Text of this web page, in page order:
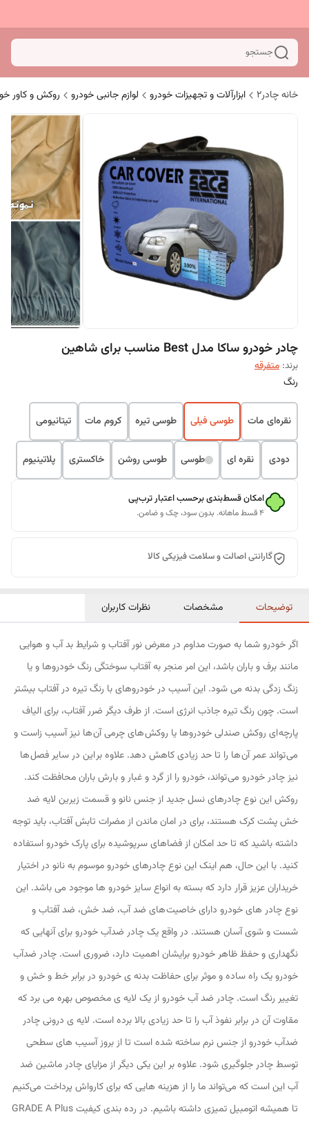
جستجو
خانه چادر۲ ابزارآلات و تجهیزات خودرو لوازم جانبی خودرو روکش و کاور
چادر خودرو ساکا مدل Best مناسب برای شاهین
برند: متفرقه
رنگ
نقره‌ای مات طوسی فیلی طوسی تیره کروم مات تیتانیومی
دودی نقره ای طوسی طوسی روشن خاکستری پلاتینیوم
امکان قسط‌بندی برحسب اعتبار ترب‌پی
۴ قسط ماهانه. بدون سود، چک و ضامن.
گارانتی اصالت و سلامت فیزیکی کالا
توضیحات مشخصات نظرات کاربران
اگر خودرو شما به صورت مداوم در معرض نور آفتاب و شرایط بد آب و هوایی
مانند برف و باران باشد، این امر منجر به آفتاب سوختگی رنگ خودروها و یا
زنگ زدگی بدنه می شود. این آسیب در خودروهای با رنگ تیره در آفتاب بیشتر
است. چون رنگ تیره جاذب انرژی است. از طرف دیگر ضرر آفتاب، برای الیاف
پارچه ای روکش صندلی خودروها یا روکش های چرمی آن ها نیز آسیب زاست و
می تواند عمر آن ها را تا حد زیادی کاهش دهد. علاوه بر این در سایر فصل ها
نیز چادر خودرو می تواند، خودرو را از گرد و غبار و بارش باران محافظت کند.
روکش این نوع چادرهای نسل جدید از جنس نانو و قسمت زیرین لایه ضد
خش پشت کرک هستند، برای در امان ماندن از مضرات تابش آفتاب، باید توجه
داشته باشید که تا حد امکان از فضاهای سرپوشیده برای پارک خودرو استفاده
کنید. با این حال، هم اینک این نوع چادرهای خودرو موسوم به نانو در اختیار
خریداران عزیز قرار دارد که بسته به انواع سایز خودرو ها موجود می باشد. این
نوع چادر های خودرو دارای خاصیت های ضد آب، ضد خش، ضد آفتاب و
شست و شوی آسان هستند. در واقع یک چادر ضدآب خودرو برای آنهایی که
نگهداری و حفظ ظاهر خودرو برایشان اهمیت دارد، ضروری است. چادر ضدآب
خودرو یک راه ساده و موثر برای حفاظت بدنه ی خودرو در برابر خط و خش و
تغییر رنگ است. چادر ضد آب خودرو از یک لایه ی مخصوص بهره می برد که
مقاوت آن در برابر نفوذ آب را تا حد زیادی بالا برده است. لایه ی درونی چادر
ضدآب خودرو از جنس نرم ساخته شده است تا از بروز آسیب های سطحی
توسط چادر جلوگیری شود. علاوه بر این یکی دیگر از مزایای چادر ماشین ضد
آب این است که می‌تواند ما را از هزینه هایی که برای کارواش پرداخت می‌کنیم
تا همیشه اتومبیل تمیزی داشته باشیم. در رده بندی کیفیت GRADE A Plus